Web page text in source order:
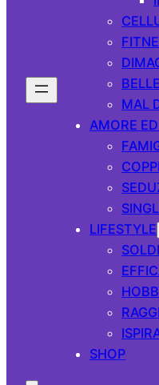
MAL
AMORE
LIFESTYLE
SHOP